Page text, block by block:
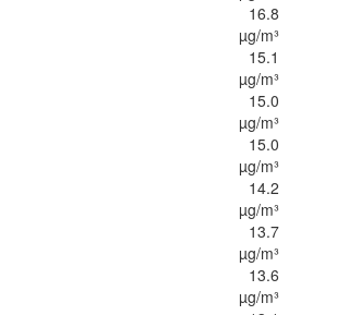
16.8
µg/m³
15.1
µg/m³
15.0
µg/m³
15.0
µg/m³
14.2
µg/m³
13.7
µg/m³
13.6
µg/m³